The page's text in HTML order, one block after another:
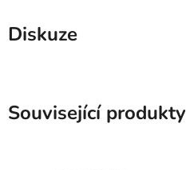
Diskuze
Související produkty